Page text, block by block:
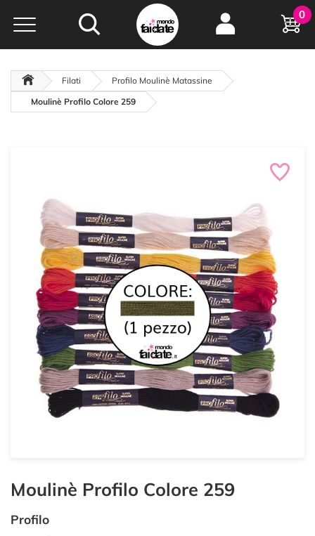
Hobby e
creatività...
oltre 15 anni online
0
Filati
Profilo Moulinè Matassine
Moulinè Profilo Colore 259
Moulinè Profilo Colore 259
Profilo